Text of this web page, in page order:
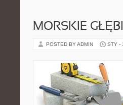
MORSKIE
POSTED BY ADMIN STY -